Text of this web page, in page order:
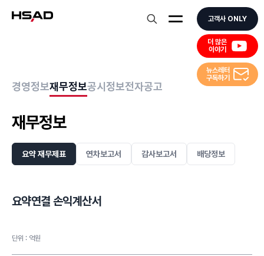
HS Ad 고객사 ONLY
더 많은
이야기
뉴스레터
구독하기
경영정보재무정보공시정보전자공고
재무정보
요약 재무제표 연차보고서 감사보고서 배당정보
요약연결 손익계산서
단위 : 억원